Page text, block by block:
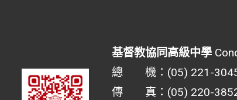
基督教協同高級中學
總 機：(05) 221-
傳 真：(05) 220-